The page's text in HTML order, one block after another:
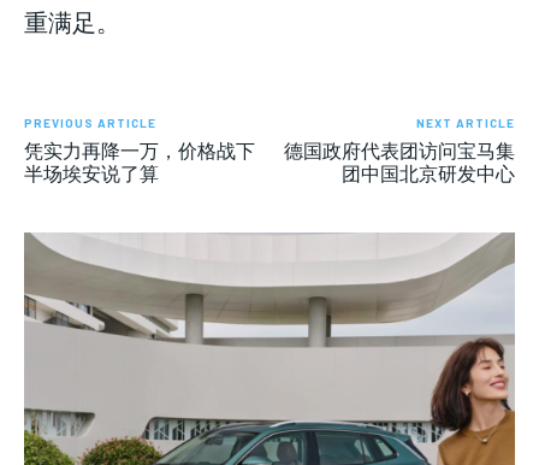
重满足。
PREVIOUS ARTICLE
凭实力再降一万，价格战下
半场埃安说了算
NEXT ARTICLE
德国政府代表团访问宝马集
团中国北京研发中心